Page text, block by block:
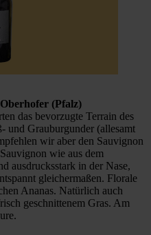
(Pfalz)
das bevorzugte Terrain des
und Grauburgunder (allesamt
wir aber den Sauvignon
wie aus dem
ausdrucksstark in der Nase,
gleichermaßen. Florale
Ananas. Natürlich auch
geschnittenem Gras. Am